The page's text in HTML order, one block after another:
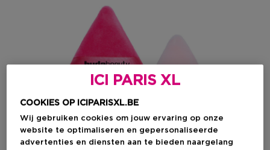
ICI PARIS XL
COOKIES OP ICIPARISXL.BE
Wij gebruiken cookies om jouw ervaring op onze
website te optimaliseren en gepersonaliseerde
advertenties en diensten aan te bieden naargelang